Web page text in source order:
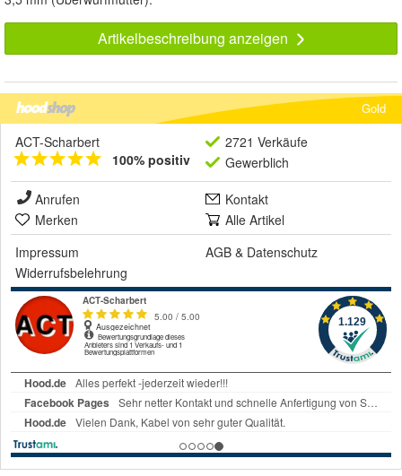
Artikelbeschreibung anzeigen
Gold
ACT-Scharbert
100% positiv
2721 Verkäufe
Gewerblich
Anrufen
Kontakt
Merken
Alle Artikel
Impressum
AGB & Datenschutz
Widerrufsbelehrung